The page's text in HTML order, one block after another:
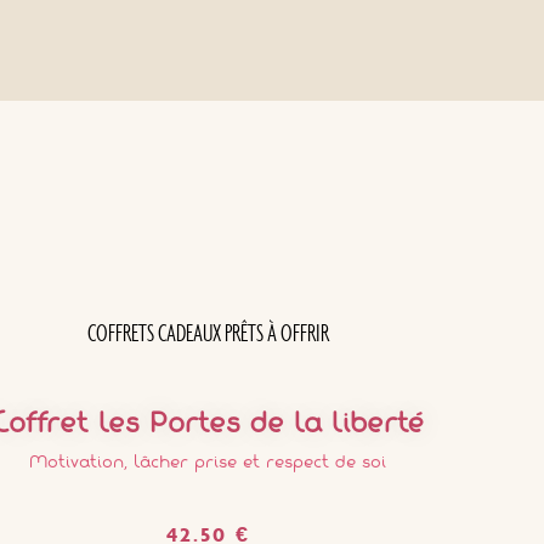
COFFRETS CADEAUX PRÊTS À OFFRIR
Les Portes de la Liberté
Motivation, lâcher prise et respect de soi
42.50 €